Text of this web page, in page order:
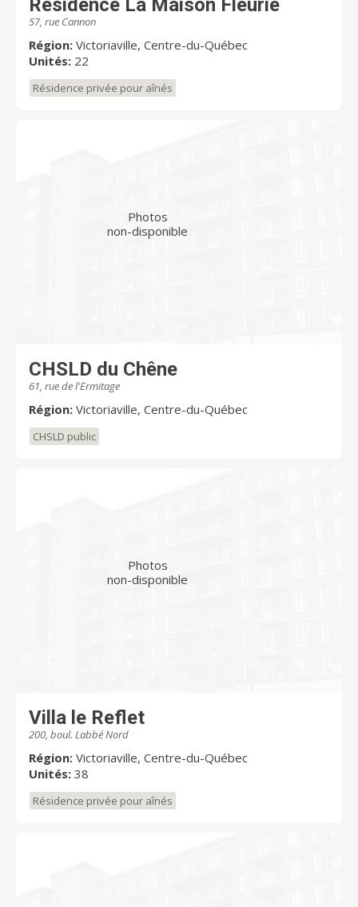
57, rue Cannon
Région: Victoriaville, Centre-du-Québec
Unités: 22
Résidence privée pour aînés
Photos
non-disponible
CHSLD du Chêne
61, rue de l'Ermitage
Région: Victoriaville, Centre-du-Québec
CHSLD public
Photos
non-disponible
Villa le Reflet
200, boul. Labbé Nord
Région: Victoriaville, Centre-du-Québec
Unités: 38
Résidence privée pour aînés